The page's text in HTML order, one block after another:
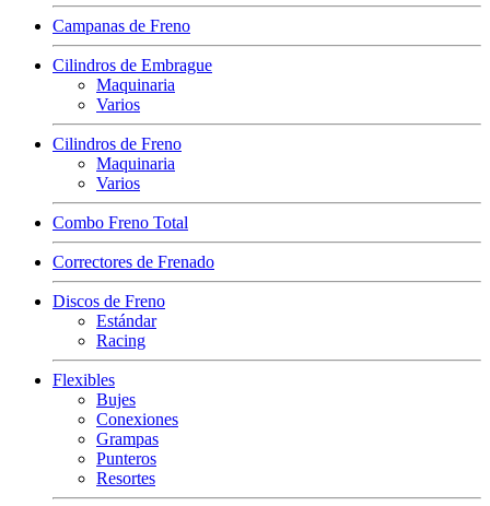
Campanas de Freno
Cilindros de Embrague
Maquinaria
Varios
Cilindros de Freno
Maquinaria
Varios
Combo Freno Total
Correctores de Frenado
Discos de Freno
Estándar
Racing
Flexibles
Bujes
Conexiones
Grampas
Punteros
Resortes